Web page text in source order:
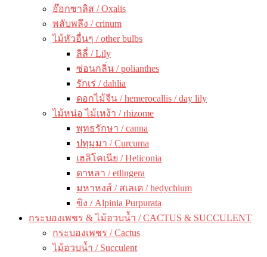
อ๊อกซาลิส / Oxalis
พลับพลึง / crinum
ไม้หัวอื่นๆ / other bulbs
ลิลี่ / Lily
ซ่อนกลิ่น / polianthes
รักเร่ / dahlia
ดอกไม้จีน / hemerocallis / day lily
ไม้หน่อ ไม้เหง้า / rhizome
พุทธรักษา / canna
ปทุมมา / Curcuma
เฮลิโคเนีย / Heliconia
ดาหลา / etlingera
มหาหงส์ / สเลเต / hedychium
ขิง / Alpinia Purpurata
กระบองเพชร & ไม้อวบน้ำ / CACTUS & SUCCULENT
กระบองเพชร / Cactus
ไม้อวบน้ำ / Succulent